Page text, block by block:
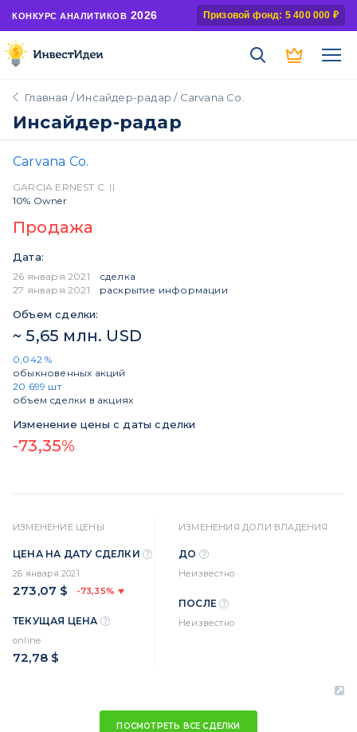
КОНКУРС АНАЛИТИКОВ 2026 Призовой фонд: 5 400 000 ₽
Главная /Инсайдер-радар / Carvana Co.
Инсайдер-радар
Carvana Co.
GARCIA ERNEST C. II
10% Owner
Продажа
Дата:
26 января 2021
сделка
27 января 2021
раскрытие информации
Объем сделки:
~ 5,65 млн. USD
0,042 %
обыкновенных акций
20 699 шт
объем сделки в акциях
Изменение цены с даты сделки
-73,35%
ИЗМЕНЕНИЕ ЦЕНЫ
ЦЕНА НА ДАТУ СДЕЛКИ
26 января 2021
273,07 $ -73,35%
ТЕКУЩАЯ ЦЕНА
online
72,78 $
ИЗМЕНЕНИЯ ДОЛИ ВЛАДЕНИЯ
ДО
Неизвестно
ПОСЛЕ
Неизвестно
ПОСМОТРЕТЬ ВСЕ СДЕЛКИ